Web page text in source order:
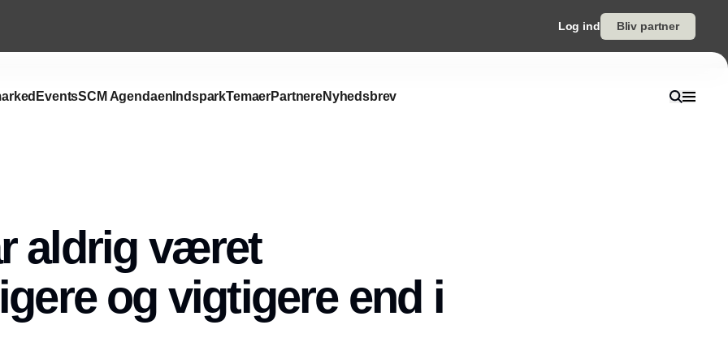
Log ind Bliv partner
EventsSCM Agendaen IndsparkTemaerPartnereNyhedsbrev
aldrig været
og vigtigere end i